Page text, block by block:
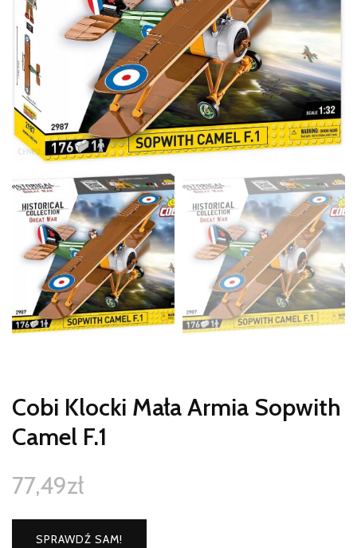
Cobi Klocki Mała Armia Sopwith
Camel F.1
77,49zł
SPRAWDŹ SAM!